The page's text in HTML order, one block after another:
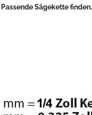
Passende Sägekette